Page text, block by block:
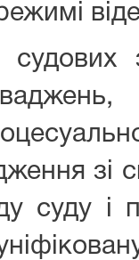
зі
суду